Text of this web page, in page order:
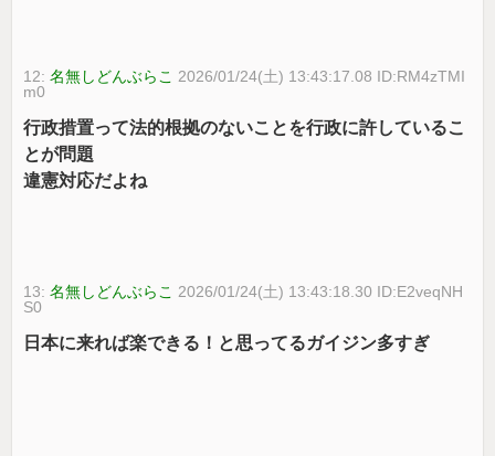
12:名無しどんぶらこ 2026/01/24(土) 13:43:17.08 ID:RM4zTMI
m0
行政措置って法的根拠のないことを行政に許しているこ
とが問題
違憲対応だよね
13:名無しどんぶらこ 2026/01/24(土) 13:43:18.30 ID:E2veqNH
S0
日本に来れば楽できる！と思ってるガイジン多すぎ